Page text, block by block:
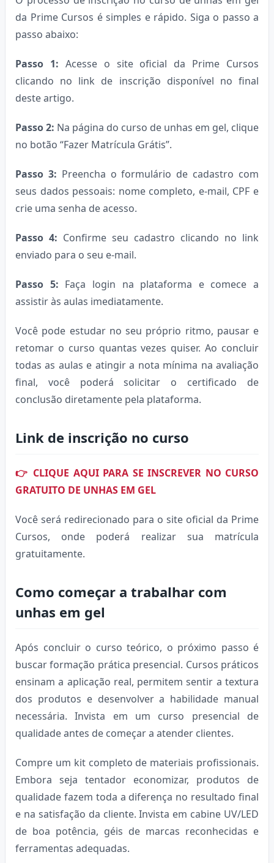
da Prime Cursos é simples e rápido. Siga o passo a
passo abaixo:
Passo 1: Acesse o site oficial da Prime Cursos
clicando no link de inscrição disponível no final
deste artigo.
Passo 2: Na página do curso de unhas em gel, clique
no botão “Fazer Matrícula Grátis”.
Passo 3: Preencha o formulário de cadastro com
seus dados pessoais: nome completo, e-mail, CPF e
crie uma senha de acesso.
Passo 4: Confirme seu cadastro clicando no link
enviado para o seu e-mail.
Passo 5: Faça login na plataforma e comece a
assistir às aulas imediatamente.
Você pode estudar no seu próprio ritmo, pausar e
retomar o curso quantas vezes quiser. Ao concluir
todas as aulas e atingir a nota mínima na avaliação
final, você poderá solicitar o certificado de
conclusão diretamente pela plataforma.
Link de inscrição no curso
👉 CLIQUE AQUI PARA SE INSCREVER NO CURSO
GRATUITO DE UNHAS EM GEL
Você será redirecionado para o site oficial da Prime
Cursos, onde poderá realizar sua matrícula
gratuitamente.
Como começar a trabalhar com
unhas em gel
Após concluir o curso teórico, o próximo passo é
buscar formação prática presencial. Cursos práticos
ensinam a aplicação real, permitem sentir a textura
dos produtos e desenvolver a habilidade manual
necessária. Invista em um curso presencial de
qualidade antes de começar a atender clientes.
Compre um kit completo de materiais profissionais.
Embora seja tentador economizar, produtos de
qualidade fazem toda a diferença no resultado final
e na satisfação da cliente. Invista em cabine UV/LED
de boa potência, géis de marcas reconhecidas e
ferramentas adequadas.